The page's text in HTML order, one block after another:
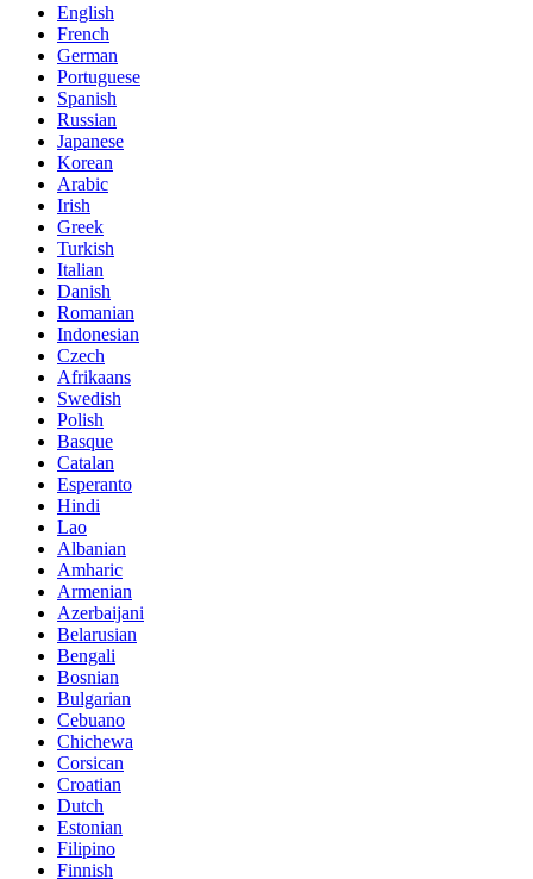
English
French
German
Portuguese
Spanish
Russian
Japanese
Korean
Arabic
Irish
Greek
Turkish
Italian
Danish
Romanian
Indonesian
Czech
Afrikaans
Swedish
Polish
Basque
Catalan
Esperanto
Hindi
Lao
Albanian
Amharic
Armenian
Azerbaijani
Belarusian
Bengali
Bosnian
Bulgarian
Cebuano
Chichewa
Corsican
Croatian
Dutch
Estonian
Filipino
Finnish